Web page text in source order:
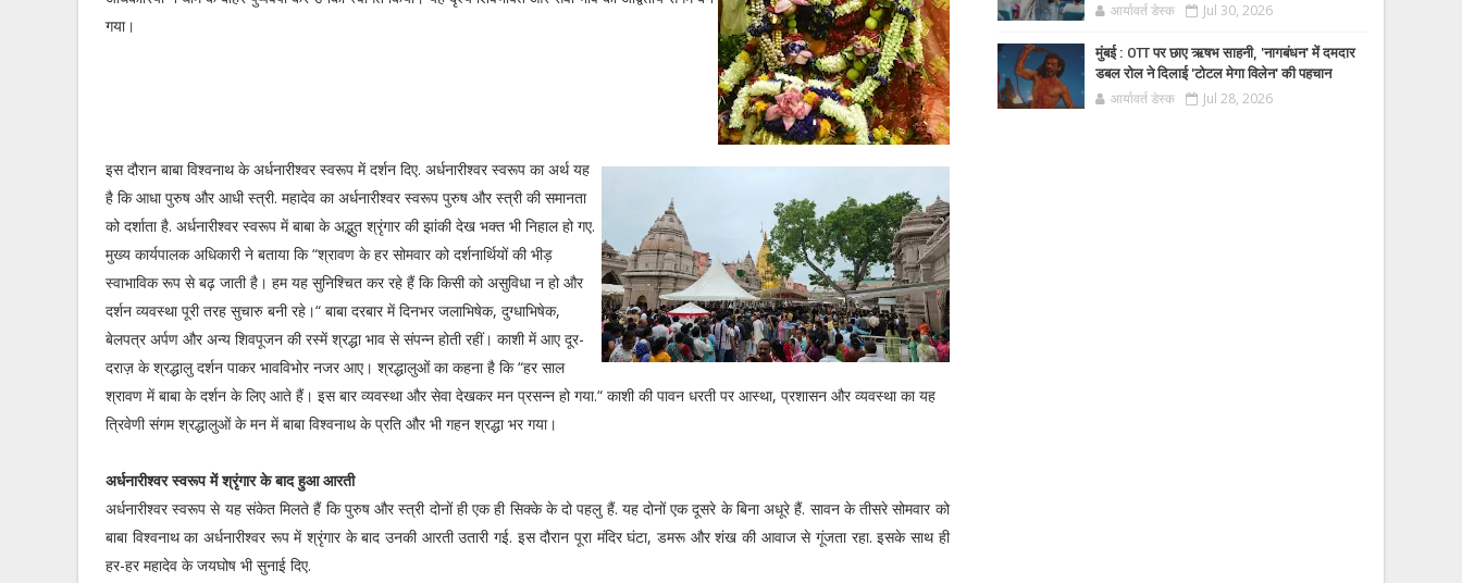
गया।
इस दौरान बाबा विश्वनाथ के अर्धनारीश्वर स्वरूप में दर्शन दिए. अर्धनारीश्वर स्वरूप का अर्थ यह
है कि आधा पुरुष और आधी स्त्री. महादेव का अर्धनारीश्वर स्वरूप पुरुष और स्त्री की समानता
को दर्शाता है. अर्धनारीश्वर स्वरूप में बाबा के अद्भुत श्रृंगार की झांकी देख भक्त भी निहाल हो गए.
मुख्य कार्यपालक अधिकारी ने बताया कि “श्रावण के हर सोमवार को दर्शनार्थियों की भीड़
स्वाभाविक रूप से बढ़ जाती है। हम यह सुनिश्चित कर रहे हैं कि किसी को असुविधा न हो और
दर्शन व्यवस्था पूरी तरह सुचारु बनी रहे।“ बाबा दरबार में दिनभर जलाभिषेक, दुग्धाभिषेक,
बेलपत्र अर्पण और अन्य शिवपूजन की रस्में श्रद्धा भाव से संपन्न होती रहीं। काशी में आए दूर-
दराज़ के श्रद्धालु दर्शन पाकर भावविभोर नजर आए। श्रद्धालुओं का कहना है कि “हर साल
श्रावण में बाबा के दर्शन के लिए आते हैं। इस बार व्यवस्था और सेवा देखकर मन प्रसन्न हो गया.“ काशी की पावन धरती पर आस्था, प्रशासन और व्यवस्था का यह
त्रिवेणी संगम श्रद्धालुओं के मन में बाबा विश्वनाथ के प्रति और भी गहन श्रद्धा भर गया।
अर्धनारीश्वर स्वरूप में श्रृंगार के बाद हुआ आरती
अर्धनारीश्वर स्वरूप से यह संकेत मिलते हैं कि पुरुष और स्त्री दोनों ही एक ही सिक्के के दो पहलु हैं. यह दोनों एक दूसरे के बिना अधूरे हैं. सावन के तीसरे सोमवार को
बाबा विश्वनाथ का अर्धनारीश्वर रूप में श्रृंगार के बाद उनकी आरती उतारी गई. इस दौरान पूरा मंदिर घंटा, डमरू और शंख की आवाज से गूंजता रहा. इसके साथ ही
हर-हर महादेव के जयघोष भी सुनाई दिए.
आर्यावर्त डेस्क Jul 30, 2026
मुंबई : OTT पर छाए ऋषभ साहनी, 'नागबंधन' में दमदार
डबल रोल ने दिलाई 'टोटल मेगा विलेन' की पहचान
आर्यावर्त डेस्क Jul 28, 2026